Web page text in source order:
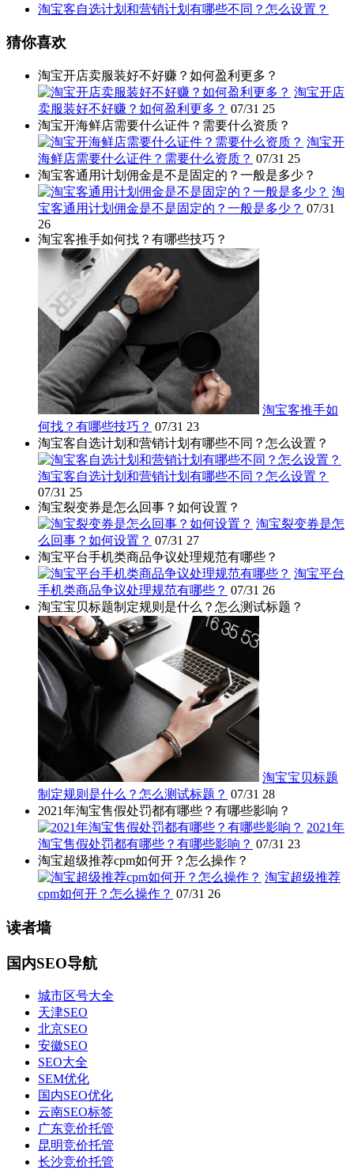
淘宝客自选计划和营销计划有哪些不同？怎么设置？
猜你喜欢
淘宝开店卖服装好不好赚？如何盈利更多？
淘宝开店
卖服装好不好赚？如何盈利更多？ 07/31 25
淘宝开海鲜店需要什么证件？需要什么资质？
淘宝开
海鲜店需要什么证件？需要什么资质？ 07/31 25
淘宝客通用计划佣金是不是固定的？一般是多少？
淘
宝客通用计划佣金是不是固定的？一般是多少？ 07/31
26
淘宝客推手如何找？有哪些技巧？
淘宝客推手如
何找？有哪些技巧？ 07/31 23
淘宝客自选计划和营销计划有哪些不同？怎么设置？
淘宝客自选计划和营销计划有哪些不同？怎么设置？
07/31 25
淘宝裂变券是怎么回事？如何设置？
淘宝裂变券是怎
么回事？如何设置？ 07/31 27
淘宝平台手机类商品争议处理规范有哪些？
淘宝平台
手机类商品争议处理规范有哪些？ 07/31 26
淘宝宝贝标题制定规则是什么？怎么测试标题？
淘宝宝贝标题
制定规则是什么？怎么测试标题？ 07/31 28
2021年淘宝售假处罚都有哪些？有哪些影响？
2021年
淘宝售假处罚都有哪些？有哪些影响？ 07/31 23
淘宝超级推荐cpm如何开？怎么操作？
淘宝超级推荐
cpm如何开？怎么操作？ 07/31 26
读者墙
国内SEO导航
城市区号大全
天津SEO
北京SEO
安徽SEO
SEO大全
SEM优化
国内SEO优化
云南SEO标签
广东竞价托管
昆明竞价托管
长沙竞价托管